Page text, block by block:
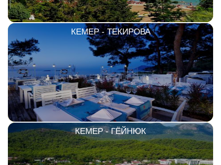
КЕМЕР - ТЕКИРОВА
КЕМЕР - ГЁЙНЮК